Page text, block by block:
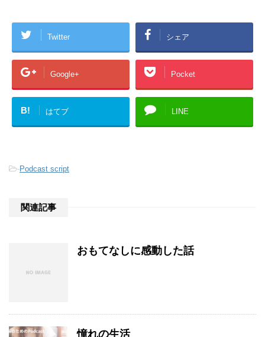
Twitter シェア
Google+ Pocket
B! はてブ LINE
-Podcast script
関連記事
おもてなしに感動した話
憧れの生活